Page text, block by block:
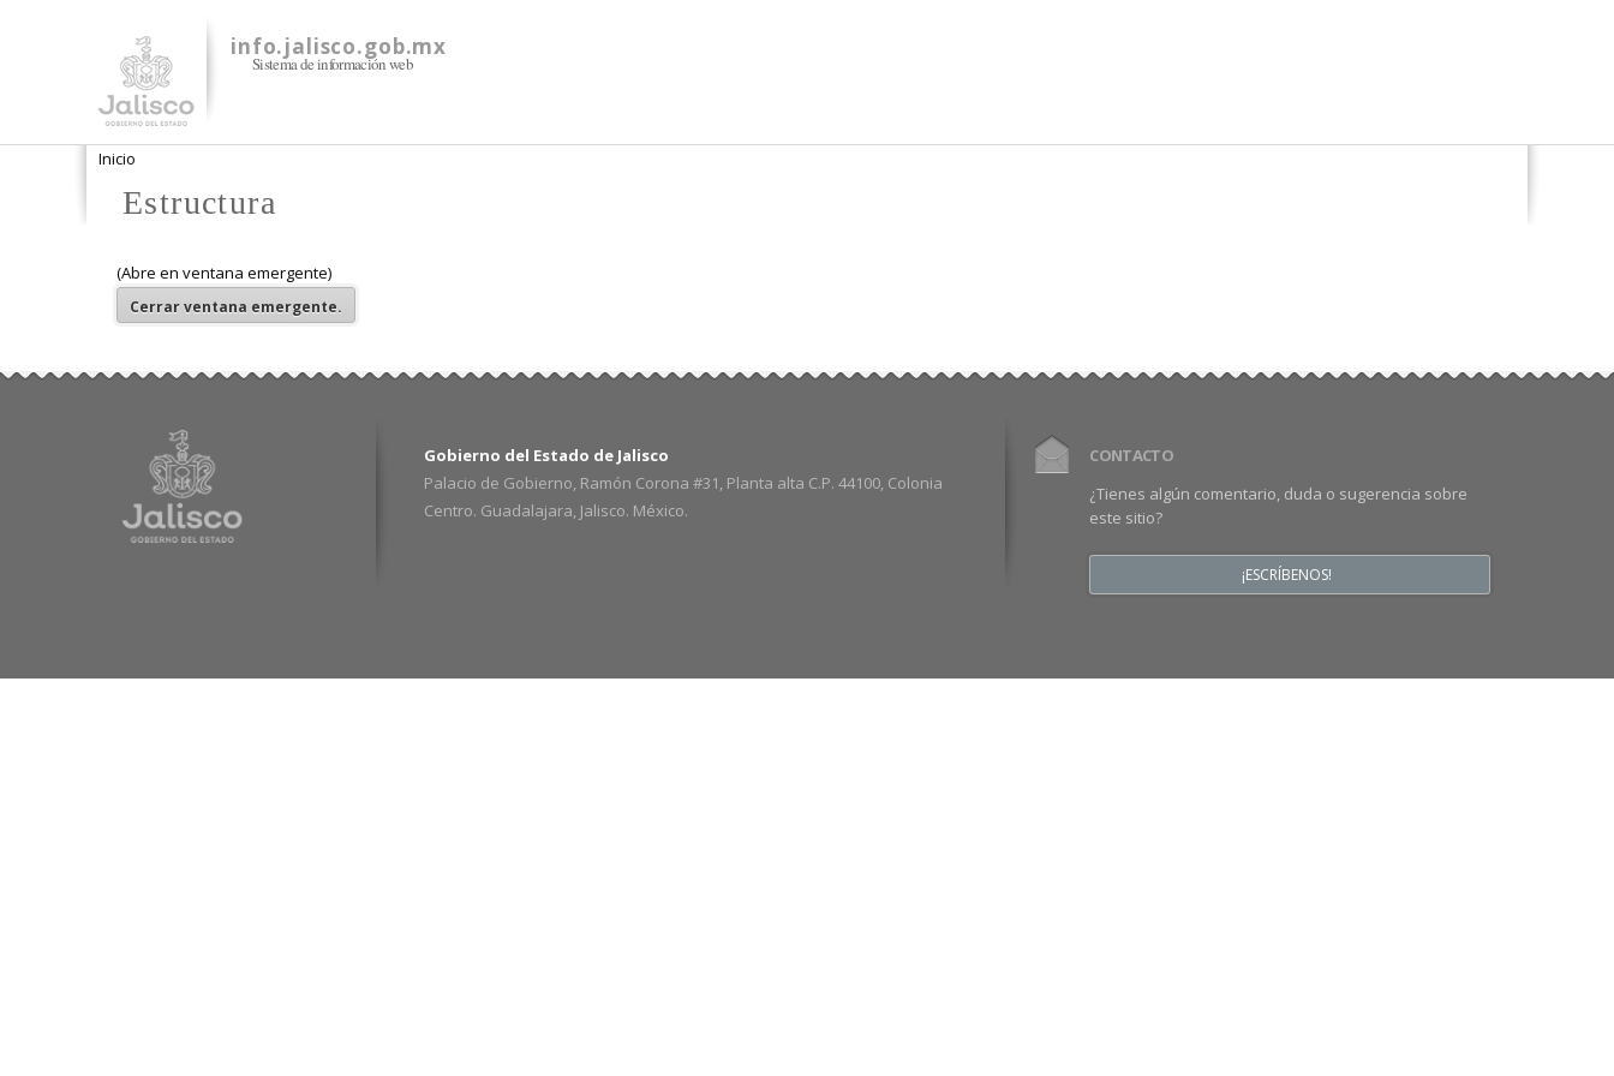
info.jalisco.gob.mx
Sistema de información web
Se encuentra usted aquí
Inicio
Estructura
(Abre en ventana emergente)
Cerrarventana emergente.
Gobierno del Estado de Jalisco
Palacio de Gobierno, Ramón Corona #31, Planta alta C.P. 44100, Colonia
Centro. Guadalajara, Jalisco. México.
CONTACTO
¿Tienes algún comentario, duda o sugerencia sobre
este sitio?
¡ESCRÍBENOS!